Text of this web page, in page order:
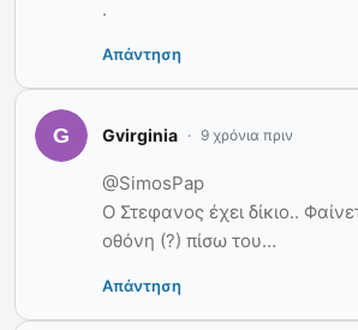
.
Απάντηση
Gvirginia 9 χρόνια πριν
@SimosPap
Ο Στεφανος έχει δίκιο..
οθόνη (?) πίσω του…
Απάντηση